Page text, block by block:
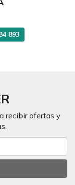
893
recibir ofertas y